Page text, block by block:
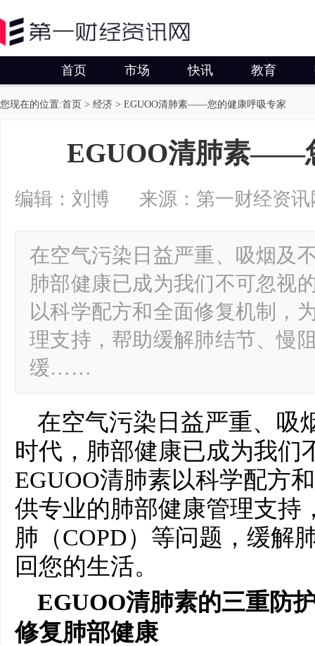
首页 市场 快讯 教育
您现在的位置:首页 > 经济 > EGUOO清肺素——您的健康呼吸专家
EGUOO清肺素——
编辑：刘博 来源：第一财经资讯
在空气污染日益严重、吸烟及
肺部健康已成为我们不可忽视
以科学配方和全面修复机制，
理支持，帮助缓解肺结节、慢
缓……
在空气污染日益严重、吸
时代，肺部健康已成为我们
EGUOO清肺素以科学配方
供专业的肺部健康管理支持
肺（COPD）等问题，缓解
回您的生活。
EGUOO清肺素的三重防
修复肺部健康